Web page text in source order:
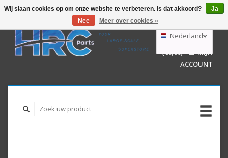
GBP
AUD
Nederlands
Deutsch
English
WINKELWAGEN
(€0,00)
MIJN
ACCOUNT
Wij slaan cookies op om onze website te verbeteren. Is dat akkoord?
Ja
Nee
Meer over cookies »